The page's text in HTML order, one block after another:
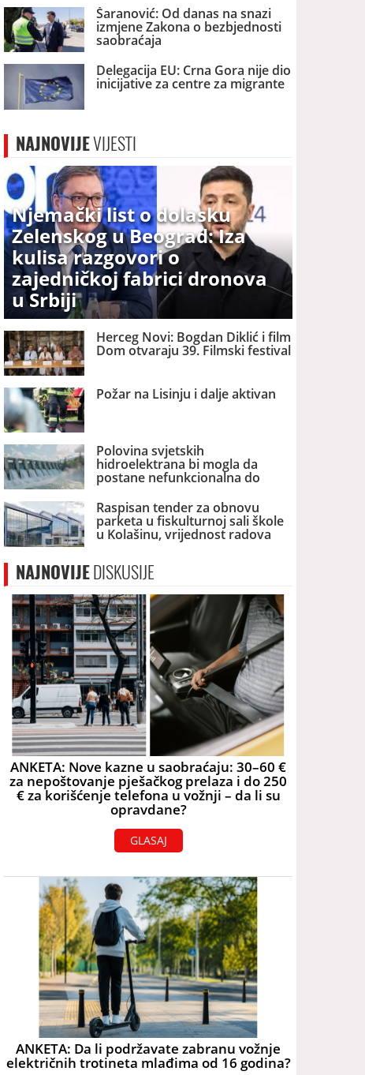
Šaranović: Od danas na snazi
izmjene Zakona o bezbjednosti
saobraćaja
Delegacija EU: Crna Gora nije dio
inicijative za centre za migrante
NAJNOVIJEVIJESTI
Njemački list o dolasku
Zelenskog u Beograd: Iza
kulisa razgovori o
zajedničkoj fabrici dronova
u Srbiji
Herceg Novi: Bogdan Diklić i film
Dom otvaraju 39. Filmski festival
Požar na Lisinju i dalje aktivan
Polovina svjetskih
hidroelektrana bi mogla da
postane nefunkcionalna do
2060. godine
Raspisan tender za obnovu
parketa u fiskulturnoj sali škole
u Kolašinu, vrijednost radova
skoro 40.000 eura
NAJNOVIJEDISKUSIJE
ANKETA: Nove kazne u saobraćaju: 30–60 €
za nepoštovanje pješačkog prelaza i do 250
€ za korišćenje telefona u vožnji – da li su
opravdane?
GLASAJ
ANKETA: Da li podržavate zabranu vožnje
električnih trotineta mlađima od 16 godina?